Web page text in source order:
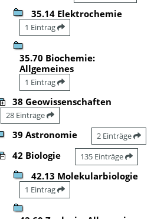
35.14 Elektrochemie
1 Eintrag
35.70 Biochemie:
Allgemeines
1 Eintrag
38 Geowissenschaften
28 Einträge
39 Astronomie 2 Einträge
42 Biologie 135 Einträge
42.13 Molekularbiologie
1 Eintrag